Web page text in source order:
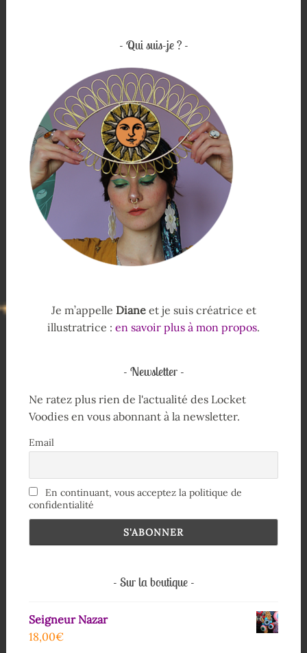
Qui suis-je ?
Je m’appelle Dianeet je suis créatrice et
illustratrice : en savoir plus à mon propos.
Newsletter
Ne ratez plus rien de l'actualité des Locket
Voodies en vous abonnant à la newsletter.
Email
En continuant, vous acceptez la politique de
confidentialité
Sur la boutique
Seigneur Nazar
18,00€